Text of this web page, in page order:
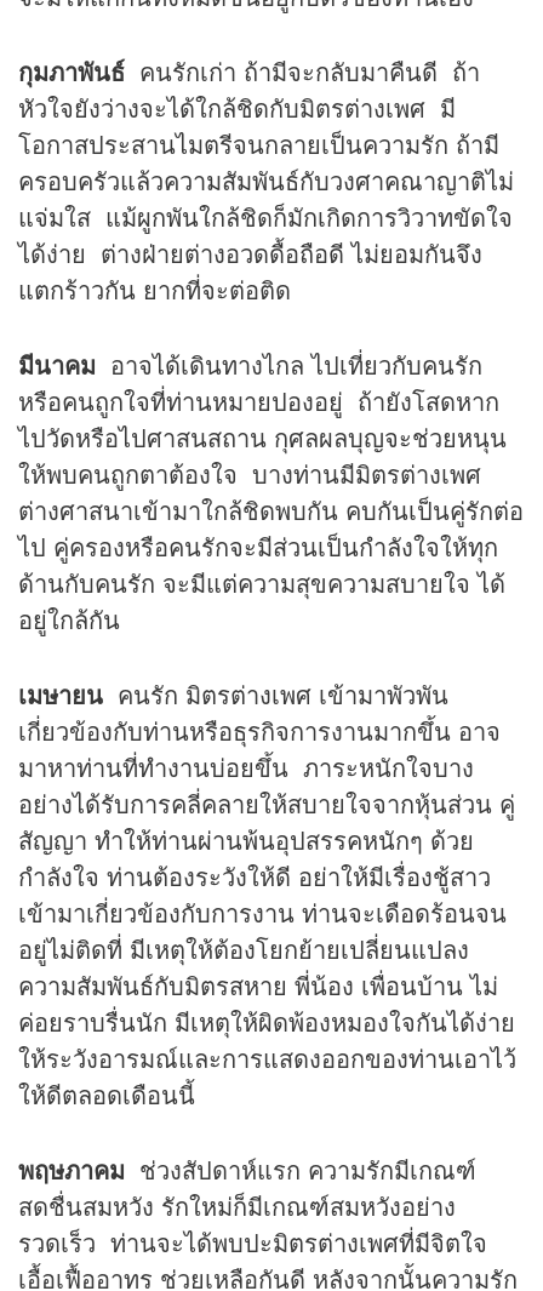
กุมภาพันธ์ คนรักเก่า ถ้ามีจะกลับมาคืนดี ถ้า
หัวใจยังว่างจะได้ใกล้ชิดกับมิตรต่างเพศ มี
โอกาสประสานไมตรีจนกลายเป็นความรัก ถ้ามี
ครอบครัวแล้วความสัมพันธ์กับวงศาคณาญาติไม่
แจ่มใส แม้ผูกพันใกล้ชิดก็มักเกิดการวิวาทขัดใจ
ได้ง่าย ต่างฝ่ายต่างอวดดื้อถือดี ไม่ยอมกันจึง
แตกร้าวกัน ยากที่จะต่อติด
มีนาคม อาจได้เดินทางไกล ไปเที่ยวกับคนรัก
หรือคนถูกใจที่ท่านหมายปองอยู่ ถ้ายังโสดหาก
ไปวัดหรือไปศาสนสถาน กุศลผลบุญจะช่วยหนุน
ให้พบคนถูกตาต้องใจ บางท่านมีมิตรต่างเพศ
ต่างศาสนาเข้ามาใกล้ชิดพบกัน คบกันเป็นคู่รักต่อ
ไป คู่ครองหรือคนรักจะมีส่วนเป็นกำลังใจให้ทุก
ด้านกับคนรัก จะมีแต่ความสุขความสบายใจ ได้
อยู่ใกล้กัน
เมษายน คนรัก มิตรต่างเพศ เข้ามาพัวพัน
เกี่ยวข้องกับท่านหรือธุรกิจการงานมากขึ้น อาจ
มาหาท่านที่ทำงานบ่อยขึ้น ภาระหนักใจบาง
อย่างได้รับการคลี่คลายให้สบายใจจากหุ้นส่วน คู่
สัญญา ทำให้ท่านผ่านพ้นอุปสรรคหนักๆ ด้วย
กำลังใจ ท่านต้องระวังให้ดี อย่าให้มีเรื่องชู้สาว
เข้ามาเกี่ยวข้องกับการงาน ท่านจะเดือดร้อนจน
อยู่ไม่ติดที่ มีเหตุให้ต้องโยกย้ายเปลี่ยนแปลง
ความสัมพันธ์กับมิตรสหาย พี่น้อง เพื่อนบ้าน ไม่
ค่อยราบรื่นนัก มีเหตุให้ผิดพ้องหมองใจกันได้ง่าย
ให้ระวังอารมณ์และการแสดงออกของท่านเอาไว้
ให้ดีตลอดเดือนนี้
พฤษภาคม ช่วงสัปดาห์แรก ความรักมีเกณฑ์
สดชื่นสมหวัง รักใหม่ก็มีเกณฑ์สมหวังอย่าง
รวดเร็ว ท่านจะได้พบปะมิตรต่างเพศที่มีจิตใจ
เอื้อเฟื้ออาทร ช่วยเหลือกันดี หลังจากนั้นความรัก